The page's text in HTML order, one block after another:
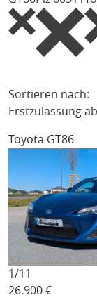
Sortieren nach:
Erstzulassung
Toyota GT86
1/11
26.900 €